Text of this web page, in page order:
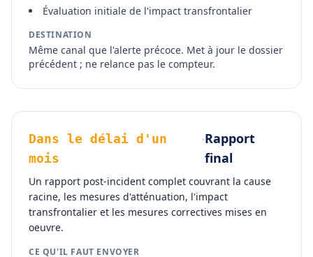
Évaluation initiale de l'impact transfrontalier
DESTINATION
Même canal que l'alerte précoce. Met à jour le dossier
précédent ; ne relance pas le compteur.
Dans le délai d'un
mois
·Rapport
final
Un rapport post-incident complet couvrant la cause
racine, les mesures d'atténuation, l'impact
transfrontalier et les mesures correctives mises en
oeuvre.
CE QU'IL FAUT ENVOYER